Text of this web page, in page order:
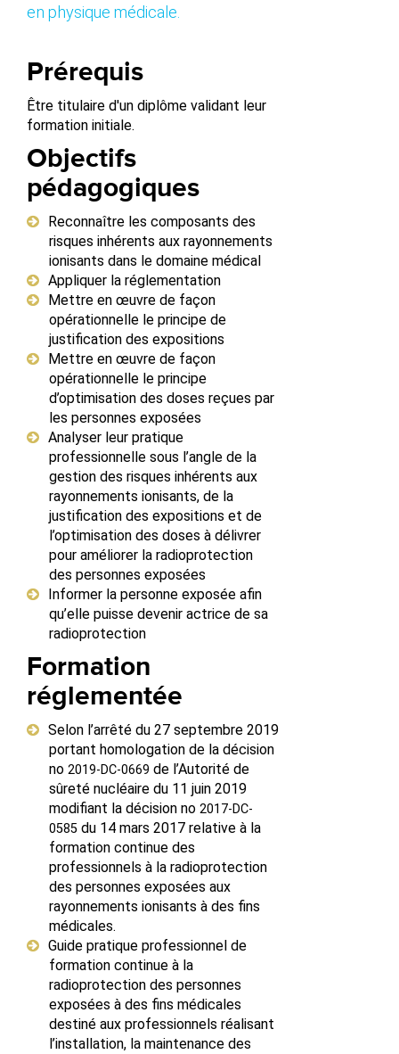
en physique médicale.
Prérequis
Être titulaire d'un diplôme validant leur
formation initiale.
Objectifs
pédagogiques
Reconnaître les composants des
risques inhérents aux rayonnements
ionisants dans le domaine médical
Appliquer la réglementation
Mettre en œuvre de façon
opérationnelle le principe de
justification des expositions
Mettre en œuvre de façon
opérationnelle le principe
d’optimisation des doses reçues par
les personnes exposées
Analyser leur pratique
professionnelle sous l’angle de la
gestion des risques inhérents aux
rayonnements ionisants, de la
justification des expositions et de
l’optimisation des doses à délivrer
pour améliorer la radioprotection
des personnes exposées
Informer la personne exposée afin
qu’elle puisse devenir actrice de sa
radioprotection
Formation
réglementée
Selon l’arrêté du 27 septembre 2019
portant homologation de la décision
no 2019-​DC-​0669 de l’Autorité de
sûreté nucléaire du 11 juin 2019
modifiant la décision no 2017-​DC-​
0585 du 14 mars 2017 relative à la
formation continue des
professionnels à la radioprotection
des personnes exposées aux
rayonnements ionisants à des fins
médicales.
Guide pratique professionnel de
formation continue à la
radioprotection des personnes
exposées à des fins médicales
destiné aux professionnels réalisant
l’installation, la maintenance des